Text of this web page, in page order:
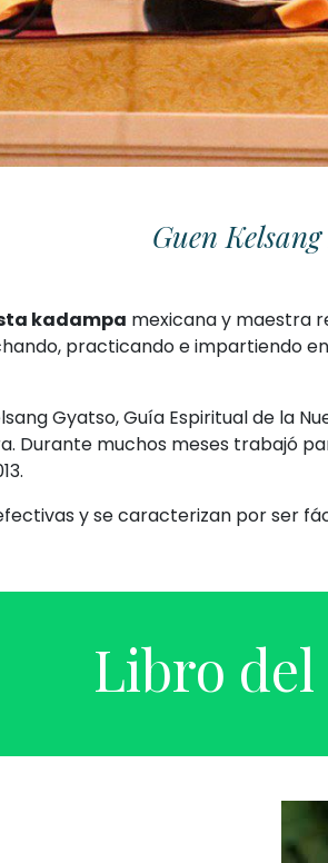
Guen
kadampa mexicana y maestra
practicando e impartiendo
Gyatso, Guía Espiritual de la
Durante muchos meses trabajó
y se caracterizan por ser
Libro